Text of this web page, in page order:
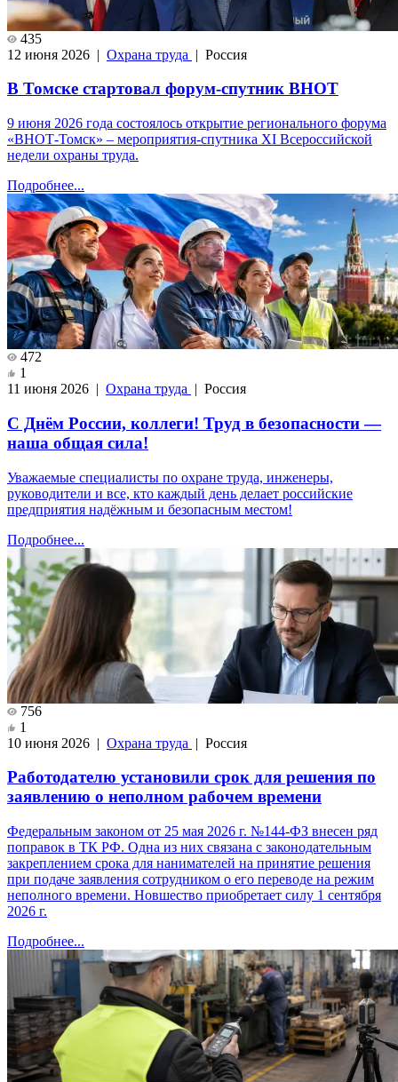
435
12 июня 2026 | Охрана труда | Россия
В Томске стартовал форум-спутник ВНОТ
9 июня 2026 года состоялось открытие регионального форума
«ВНОТ-Томск» – мероприятия-спутника XI Всероссийской
недели охраны труда.
Подробнее...
472
1
11 июня 2026 | Охрана труда | Россия
С Днём России, коллеги! Труд в безопасности —
наша общая сила!
Уважаемые специалисты по охране труда, инженеры,
руководители и все, кто каждый день делает российские
предприятия надёжным и безопасным местом!
Подробнее...
756
1
10 июня 2026 | Охрана труда | Россия
Работодателю установили срок для решения по
заявлению о неполном рабочем времени
Федеральным законом от 25 мая 2026 г. №144-ФЗ внесен ряд
поправок в ТК РФ. Одна из них связана с законодательным
закреплением срока для нанимателей на принятие решения
при подаче заявления сотрудником о его переводе на режим
неполного времени. Новшество приобретает силу 1 сентября
2026 г.
Подробнее...